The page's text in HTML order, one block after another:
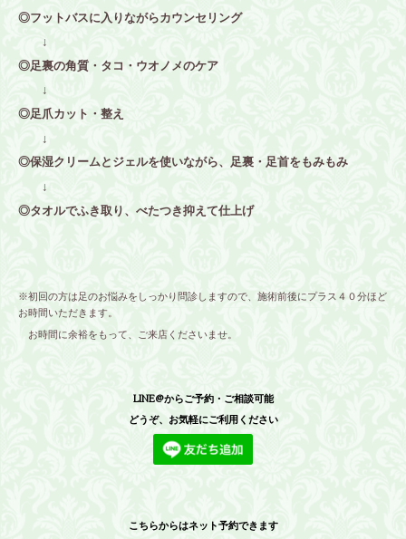
◎フットバスに入りながらカウンセリング
↓
◎足裏の角質・タコ・ウオノメのケア
↓
◎足爪カット・整え
↓
◎保湿クリームとジェルを使いながら、足裏・足首をもみもみ
↓
◎タオルでふき取り、べたつき抑えて仕上げ
※初回の方は足のお悩みをしっかり問診しますので、施術前後にプラス４０分ほど
お時間いただきます。
お時間に余裕をもって、ご来店くださいませ。
LINE@からご予約・ご相談可能
どうぞ、お気軽にご利用ください
こちらからはネット予約できます